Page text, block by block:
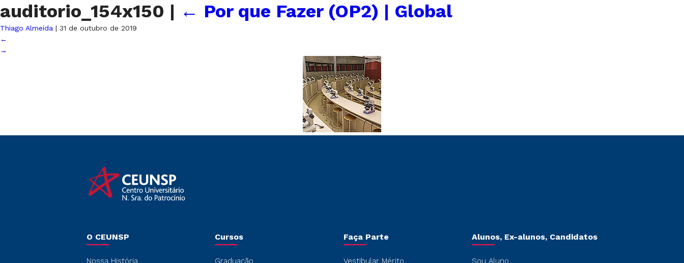
auditorio_154x150 | ← Por que Fazer (OP2) | Global
Thiago Almeida | 31 de outubro de 2019
←
→
O CEUNSP
Nossa História
Cursos
Graduação
Faça Parte
Vestibular Mérito
Alunos, Ex-alunos, Candidatos
Sou Aluno